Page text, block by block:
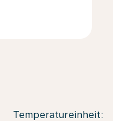
Temperatureinheit: